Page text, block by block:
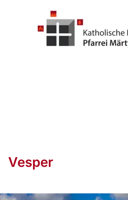
Vesper